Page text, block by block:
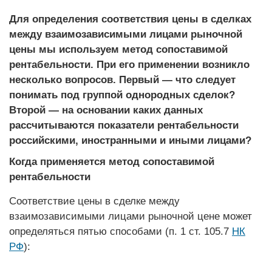
Для определения соответствия цены в сделках
между взаимозависимыми лицами рыночной
цены мы используем метод сопоставимой
рентабельности. При его применении возникло
несколько вопросов. Первый — что следует
понимать под группой однородных сделок?
Второй — на основании каких данных
рассчитываются показатели рентабельности
российскими, иностранными и иными лицами?
Когда применяется метод сопоставимой
рентабельности
Соответствие цены в сделке между
взаимозависимыми лицами рыночной цене может
определяться пятью способами (п. 1 ст. 105.7 НК
РФ):